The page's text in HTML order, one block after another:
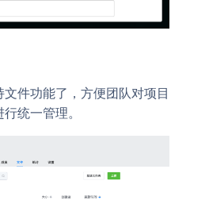
件功能了，方便团队对项目
统一管理。